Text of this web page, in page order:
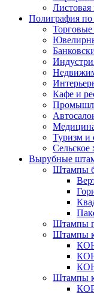
Листовая
Полиграфия по
Торговые
Кафе и
Туризм и
Сельское
Вырубные
Штампы
Штампы
Штампы
Штампы